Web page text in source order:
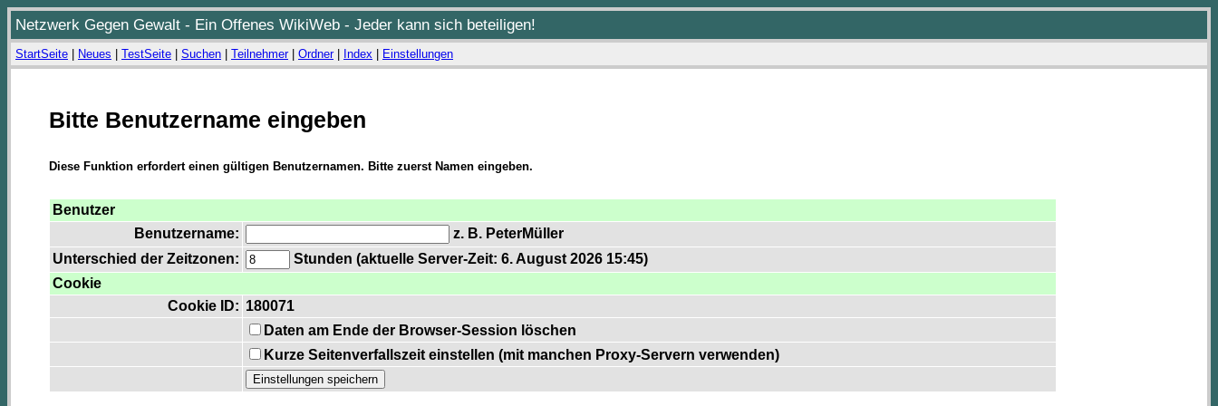
Netzwerk Gegen Gewalt - Ein Offenes WikiWeb - Jeder kann sich beteiligen!
StartSeite Neues TestSeite Suchen Teilnehmer| Ordner| Index Einstellungen
Bitte Benutzername eingeben
Diese Funktion erfordert einen gültigen Benutzernamen. Bitte zuerst Namen eingeben.
Benutzer
Benutzername:
z. B. PeterMüller
Unterschied der Zeitzonen:
Stunden (aktuelle Server-Zeit: 6. August 2026 15:45)
Cookie
Cookie ID: 180071
Daten am Ende der Browser-Session löschen
Kurze Seitenverfallszeit einstellen (mit manchen Proxy-Servern verwenden)